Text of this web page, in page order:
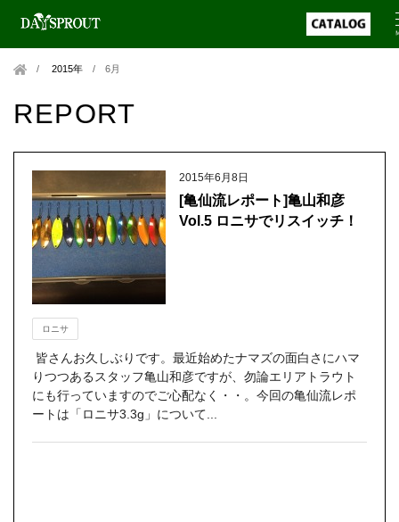
2015年 /6月
REPORT
2015年6月8日
[亀仙流レポート]亀山和彦
Vol.5 ロニサでリスイッチ！
ロニサ
皆さんお久しぶりです。最近始めたナマズの面白さにハマ
りつつあるスタッフ亀山和彦ですが、勿論エリアトラウト
にも行っていますのでご心配なく・・。今回の亀仙流レポ
ートは「ロニサ3.3g」について...